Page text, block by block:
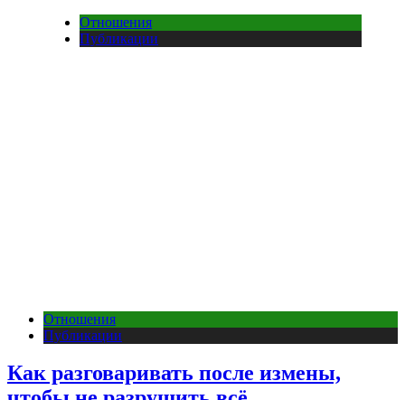
Отношения
Публикации
Отношения
Публикации
Как разговаривать после измены,